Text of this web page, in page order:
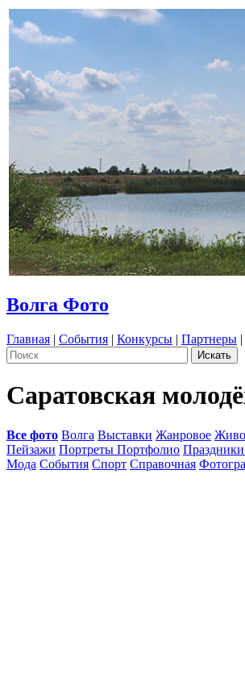
Волга Фото
Главная | События | Конкурсы | Партнеры |
Саратовская
Все фото Волга Выставки Жанровое
Пейзажи Портреты Портфолио
Мода События Спорт Справочная